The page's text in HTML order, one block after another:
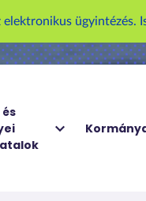
elektronikus ügyintézés.